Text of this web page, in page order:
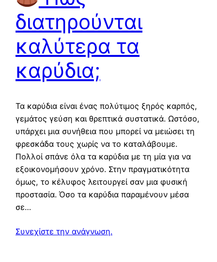
διατηρούνται
καλύτερα τα
καρύδια;
Τα καρύδια είναι ένας πολύτιμος ξηρός καρπός,
γεμάτος γεύση και θρεπτικά συστατικά. Ωστόσο,
υπάρχει μια συνήθεια που μπορεί να μειώσει τη
φρεσκάδα τους χωρίς να το καταλάβουμε.
Πολλοί σπάνε όλα τα καρύδια με τη μία για να
εξοικονομήσουν χρόνο. Στην πραγματικότητα
όμως, το κέλυφος λειτουργεί σαν μια φυσική
προστασία. Όσο τα καρύδια παραμένουν μέσα
σε…
Συνεχίστε την ανάγνωση.